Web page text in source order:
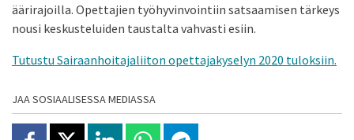
äärirajoilla. Opettajien työhyvinvointiin satsaamisen tärkeys
nousi keskusteluiden taustalta vahvasti esiin.
Tutustu Sairaanhoitajaliiton opettajakyselyn 2020 tuloksiin.
JAA SOSIAALISESSA MEDIASSA